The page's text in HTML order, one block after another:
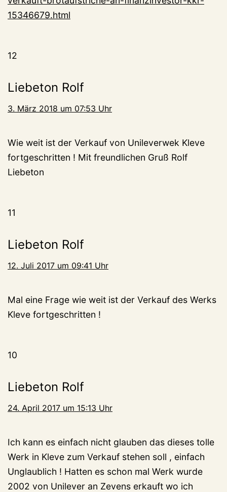
15346679.html
12
Liebeton Rolf
3. März 2018 um 07:53 Uhr
Wie weit ist der Verkauf von Unileverwek Kleve
fortgeschritten ! Mit freundlichen Gruß Rolf
Liebeton
11
Liebeton Rolf
12. Juli 2017 um 09:41 Uhr
Mal eine Frage wie weit ist der Verkauf des Werks
Kleve fortgeschritten !
10
Liebeton Rolf
24. April 2017 um 15:13 Uhr
Ich kann es einfach nicht glauben das dieses tolle
Werk in Kleve zum Verkauf stehen soll , einfach
Unglaublich ! Hatten es schon mal Werk wurde
2002 von Unilever an Zevens erkauft wo ich